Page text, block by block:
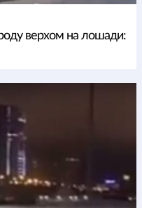
верхом на лошади: